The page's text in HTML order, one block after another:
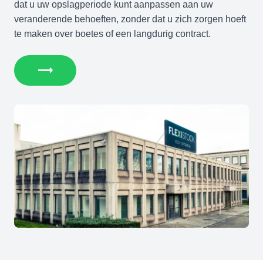
dat u uw opslagperiode kunt aanpassen aan uw
veranderende behoeften, zonder dat u zich zorgen hoeft
te maken over boetes of een langdurig contract.
⟶